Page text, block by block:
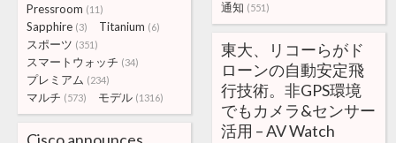
通知 (551)
Pressroom (11)
Sapphire (3) Titanium (6)
スポーツ (351)
スマートウォッチ (34)
プレミアム (234)
マルチ (573) モデル (1316)
東大、リコーらがド
ローンの自動安定飛
行技術。非GPS環境
でもカメラ&センサー
活用 – AV Watch